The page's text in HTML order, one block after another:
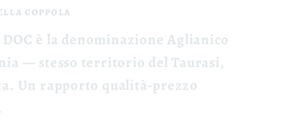
COPPOLA
è la denominazione Aglianico
— stesso territorio del Taurasi,
Un rapporto qualità-prezzo